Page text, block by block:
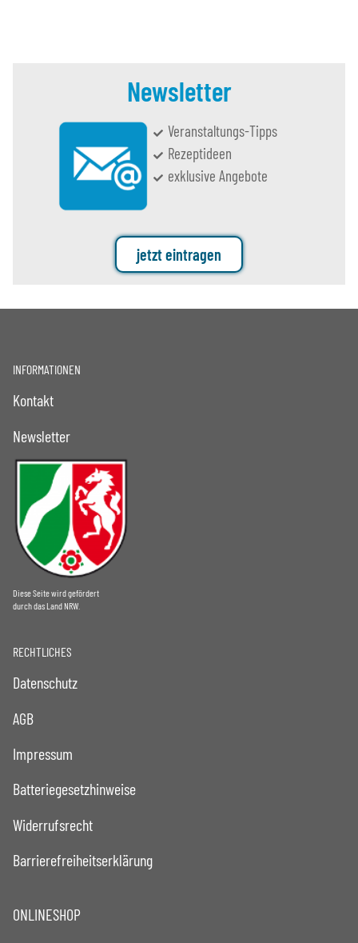
Newsletter
Veranstaltungs-Tipps
Rezeptideen
exklusive Angebote
jetzt eintragen
INFORMATIONEN
Kontakt
Newsletter
Diese Seite wird gefördert
durch das Land NRW.
RECHTLICHES
Datenschutz
AGB
Impressum
Batteriegesetzhinweise
Widerrufsrecht
Barrierefreiheitserklärung
ONLINESHOP